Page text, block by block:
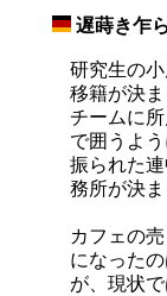
遅蒔き乍
研究生の
移籍が決ま
チームに
で囲うよ
振られた
務所が決ま
カフェの
になった
が、現状